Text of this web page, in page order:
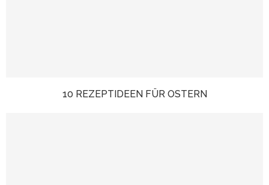
10 REZEPTIDEEN FÜR OSTERN